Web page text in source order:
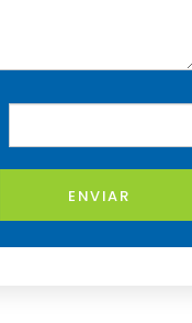
ENVIAR